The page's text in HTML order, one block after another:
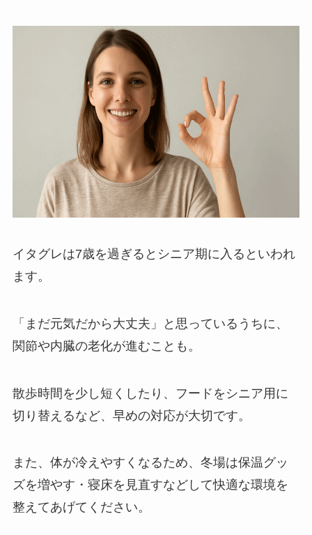
イタグレは7歳を過ぎるとシニア期に入るといわれ
ます。
「まだ元気だから大丈夫」と思っているうちに、
関節や内臓の老化が進むことも。
散歩時間を少し短くしたり、フードをシニア用に
切り替えるなど、早めの対応が大切です。
また、体が冷えやすくなるため、冬場は保温グッ
ズを増やす・寝床を見直すなどして快適な環境を
整えてあげてください。